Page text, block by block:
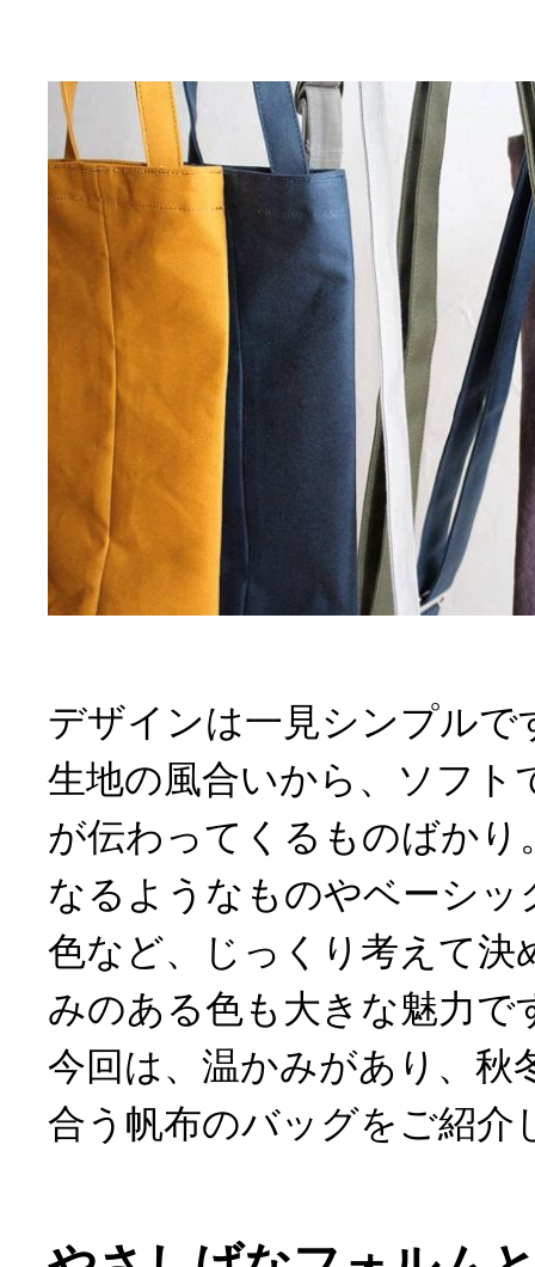
デザインは一見シンプルで
生地の風合いから、ソフト
が伝わってくるものばかり
なるようなものやベーシ
色など、じっくり考えて決
みのある色も大きな魅力で
今回は、温かみがあり、秋
合う帆布のバッグをご紹介